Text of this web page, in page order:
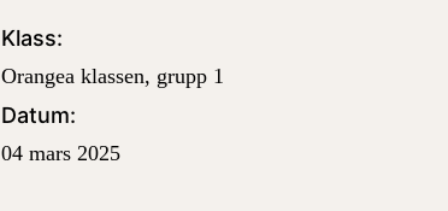
Klass:
Orangea klassen, grupp 1
Datum:
04 mars 2025